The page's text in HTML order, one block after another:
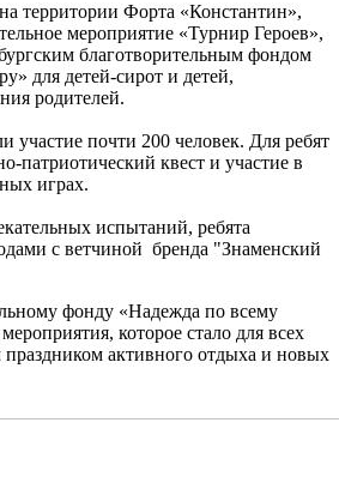
территории Форта «Константин»,
мероприятие «Турнир Героев»,
благотворительным фондом
для детей-сирот и детей,
родителей.
участие почти 200 человек. Для ребят
патриотический квест и участие в
играх.
испытаний, ребята
с ветчиной бренда "Знаменский
фонду «Надежда по всему
которое стало для всех
активного отдыха и новых